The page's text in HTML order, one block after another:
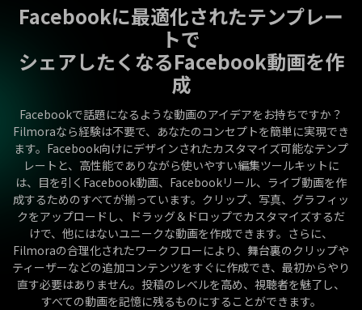
Facebookに最適化されたテンプレー
トで
シェアしたくなるFacebook動画を作
成
Facebookで話題になるような動画のアイデアをお持ちですか？
Filmoraなら経験は不要で、あなたのコンセプトを簡単に実現でき
ます。Facebook向けにデザインされたカスタマイズ可能なテンプ
レートと、高性能でありながら使いやすい編集ツールキットに
は、目を引くFacebook動画、Facebookリール、ライブ動画を作
成するためのすべてが揃っています。クリップ、写真、グラフィッ
クをアップロードし、ドラッグ＆ドロップでカスタマイズするだ
けで、他にはないユニークな動画を作成できます。さらに、
Filmoraの合理化されたワークフローにより、舞台裏のクリップや
ティーザーなどの追加コンテンツをすぐに作成でき、最初からやり
直す必要はありません。投稿のレベルを高め、視聴者を魅了し、
すべての動画を記憶に残るものにすることができます。